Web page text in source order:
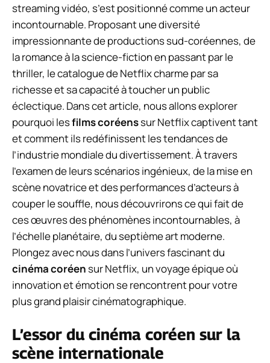
streaming vidéo, s’est positionné comme un acteur
incontournable. Proposant une diversité
impressionnante de productions sud-coréennes, de
la romance à la science-fiction en passant par le
thriller, le catalogue de Netflix charme par sa
richesse et sa capacité à toucher un public
éclectique. Dans cet article, nous allons explorer
pourquoi lesfilms coréenssur Netflix captivent tant
et comment ils redéfinissent les tendances de
l’industrie mondiale du divertissement. À travers
l’examen de leurs scénarios ingénieux, de la mise en
scène novatrice et des performances d’acteurs à
couper le souffle, nous découvrirons ce qui fait de
ces œuvres des phénomènes incontournables, à
l’échelle planétaire, du septième art moderne.
Plongez avec nous dans l’univers fascinant du
cinéma coréensur Netflix, un voyage épique où
innovation et émotion se rencontrent pour votre
plus grand plaisir cinématographique.
L’essor du cinéma coréen sur la
scène internationale